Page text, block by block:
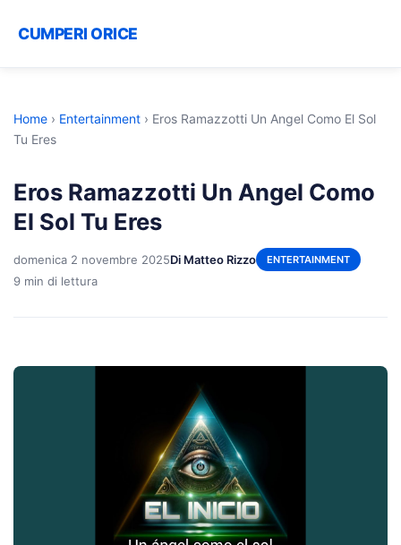
CUMPERI ORICE
Home › Entertainment › Eros Ramazzotti Un Angel Como El Sol
Tu Eres
Eros Ramazzotti Un Angel Como
El Sol Tu Eres
domenica 2 novembre 2025Di Matteo Rizzo ENTERTAINMENT
9 min di lettura